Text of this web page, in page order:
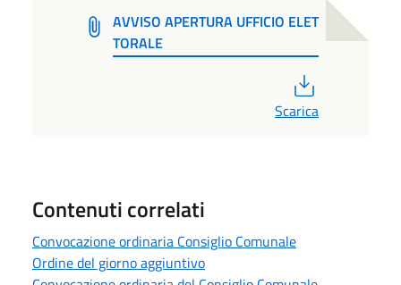
AVVISO APERTURA UFFICIO ELET
TORALE
Scarica
Contenuti correlati
Convocazione ordinaria Consiglio Comunale
Ordine del giorno aggiuntivo